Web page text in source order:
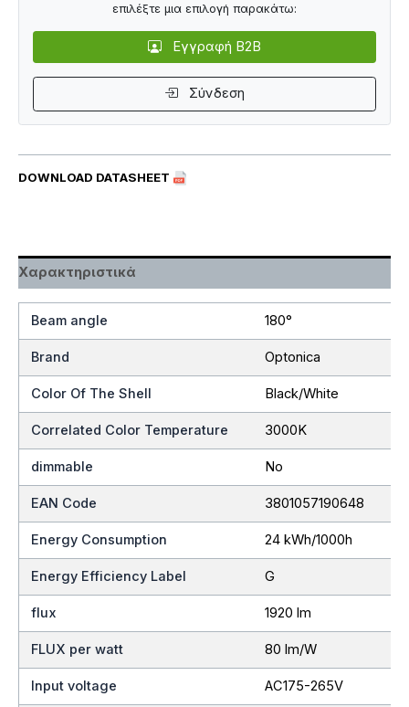
DOWNLOAD DATASHEET
επιλέξτε μια επιλογή παρακάτω:
Εγγραφή B2B
Σύνδεση
Χαρακτηριστικά
Beam angle 180°
Brand Optonica
Color Of The Shell Black/White
Correlated Color Temperature 3000K
dimmable No
EAN Code 3801057190648
Energy Consumption 24 kWh/1000h
Energy Efficiency Label G
flux 1920 lm
FLUX per watt 80 lm/W
Input voltage AC175-265V